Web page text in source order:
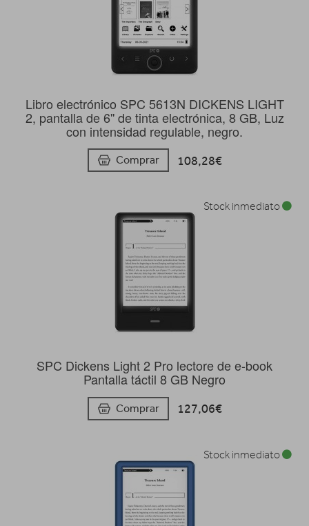
Libro electrónico SPC 5613N DICKENS LIGHT
2, pantalla de 6'' de tinta electrónica, 8 GB, Luz
con intensidad regulable, negro.
Comprar 108,28€
SPC Dickens Light 2 Pro lectore de e-book
Pantalla táctil 8 GB Negro
Comprar 127,06€
Stock inmediato
Stock inmediato